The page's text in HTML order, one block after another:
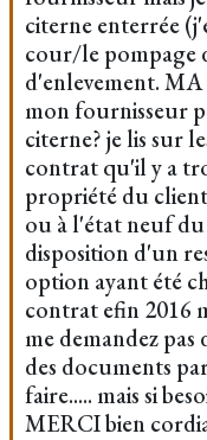
citerne enterrée
cour/le pompage
d'enlevement.
mon fournisseur
citerne? je lis sur
contrat qu'il y a
propriété du
ou à l'état neuf du
disposition d'un
option ayant été
contrat efin 2016
me demandez
des documents
faire..... mais si
MERCI bien